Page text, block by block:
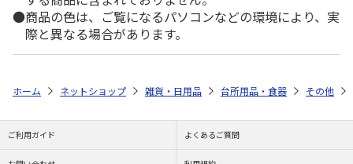
商品の色は、ご覧になるパソコンなどの環境により、実
際と異なる場合があります。
ホーム ネットショップ 雑貨・日用品 台所用品・食器 その他
ご利用ガイド よくあるご質問